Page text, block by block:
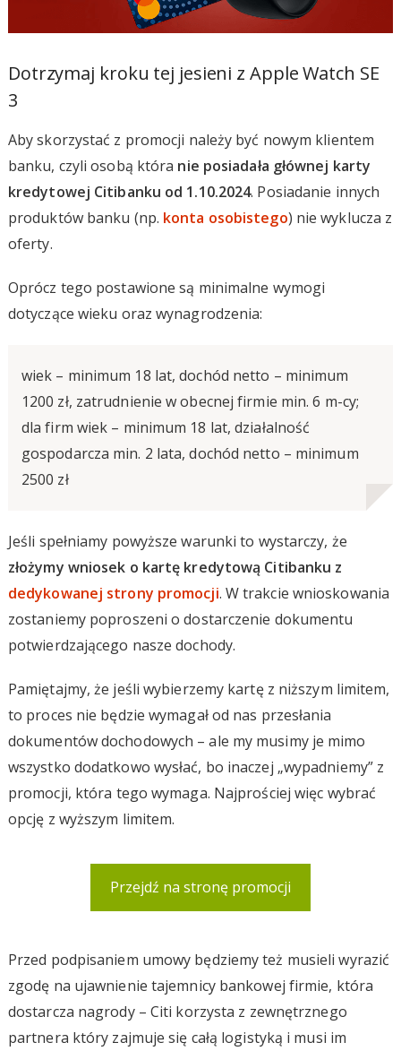
Dotrzymaj kroku tej jesieni z Apple Watch SE
3
Aby skorzystać z promocji należy być nowym klientem
banku, czyli osobą która nie posiadała głównej karty
kredytowej Citibanku od 1.10.2024. Posiadanie innych
produktów banku (np. konta osobistego) nie wyklucza z
oferty.
Oprócz tego postawione są minimalne wymogi
dotyczące wieku oraz wynagrodzenia:
wiek – minimum 18 lat, dochód netto – minimum
1200 zł, zatrudnienie w obecnej firmie min. 6 m-cy;
dla firm wiek – minimum 18 lat, działalność
gospodarcza min. 2 lata, dochód netto – minimum
2500 zł
Jeśli spełniamy powyższe warunki to wystarczy, że
złożymy wniosek o kartę kredytową Citibanku z
dedykowanej strony promocji. W trakcie wnioskowania
zostaniemy poproszeni o dostarczenie dokumentu
potwierdzającego nasze dochody.
Pamiętajmy, że jeśli wybierzemy kartę z niższym limitem,
to proces nie będzie wymagał od nas przesłania
dokumentów dochodowych – ale my musimy je mimo
wszystko dodatkowo wysłać, bo inaczej „wypadniemy” z
promocji, która tego wymaga. Najprościej więc wybrać
opcję z wyższym limitem.
Przejdź na stronę promocji
Przed podpisaniem umowy będziemy też musieli wyrazić
zgodę na ujawnienie tajemnicy bankowej firmie, która
dostarcza nagrody – Citi korzysta z zewnętrznego
partnera który zajmuje się całą logistyką i musi im